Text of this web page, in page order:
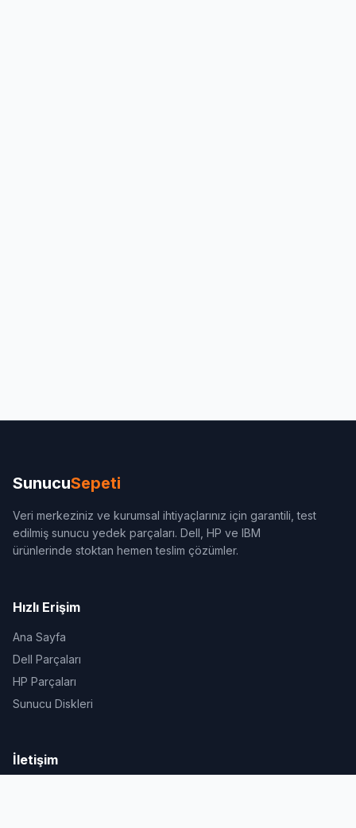
SunucuSepeti
Veri merkeziniz ve kurumsal ihtiyaçlarınız için garantili, test
edilmiş sunucu yedek parçaları. Dell, HP ve IBM
ürünlerinde stoktan hemen teslim çözümler.
Hızlı Erişim
Ana Sayfa
Dell Parçaları
HP Parçaları
Sunucu Diskleri
İletişim